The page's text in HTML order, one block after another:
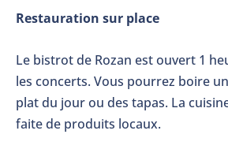
Restauration sur place
Le bistrot de Rozan est ouvert 1
les concerts. Vous pourrez boire
plat du jour ou des tapas. La
faite de produits locaux.